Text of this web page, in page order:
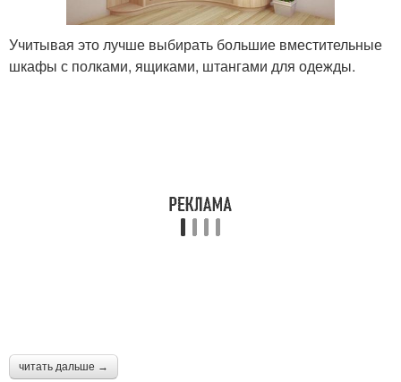
Учитывая это лучше выбирать большие вместительные
шкафы с полками, ящиками, штангами для одежды.
читать дальше →